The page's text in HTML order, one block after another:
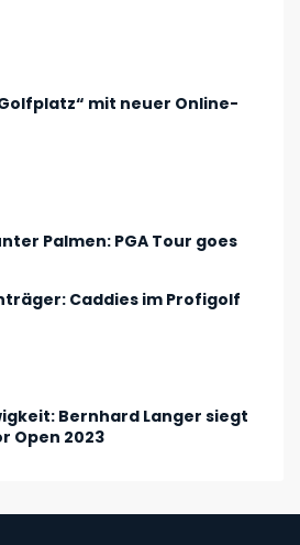
mit neuer Online-
Palmen: PGA Tour goes
Caddies im Profigolf
Bernhard Langer siegt
Open 2023